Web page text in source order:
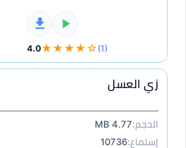
4.0★★★★☆ (1)
زي العسل
الحجم:4.77 MB
إستماع:10736